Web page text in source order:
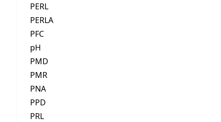
PERL
PERLA
PFC
pH
PMD
PMR
PNA
PPD
PRL